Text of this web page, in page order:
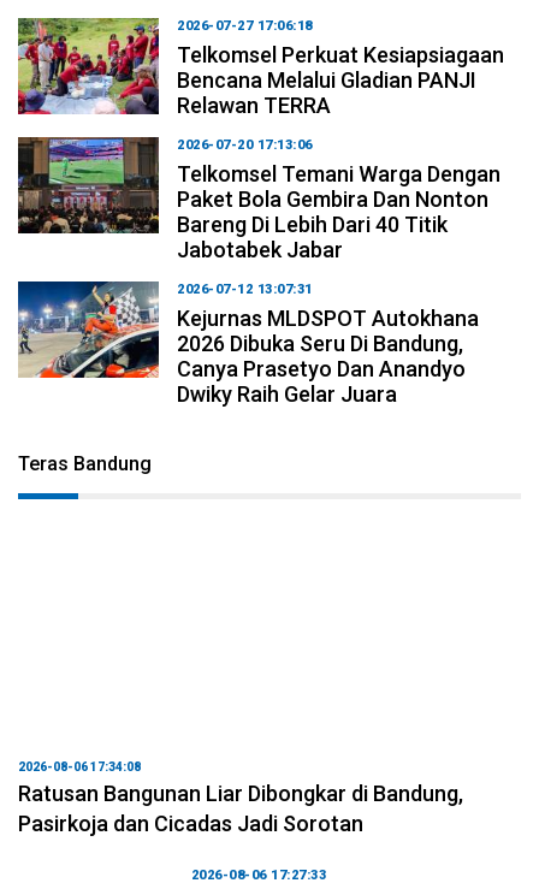
2026-07-27 17:06:18
Telkomsel Perkuat Kesiapsiagaan
Bencana Melalui Gladian PANJI
Relawan TERRA
2026-07-20 17:13:06
Telkomsel Temani Warga Dengan
Paket Bola Gembira Dan Nonton
Bareng Di Lebih Dari 40 Titik
Jabotabek Jabar
2026-07-12 13:07:31
Kejurnas MLDSPOT Autokhana
2026 Dibuka Seru Di Bandung,
Canya Prasetyo Dan Anandyo
Dwiky Raih Gelar Juara
Teras Bandung
2026-08-06 17:34:08
Ratusan Bangunan Liar Dibongkar di Bandung,
Pasirkoja dan Cicadas Jadi Sorotan
2026-08-06 17:27:33